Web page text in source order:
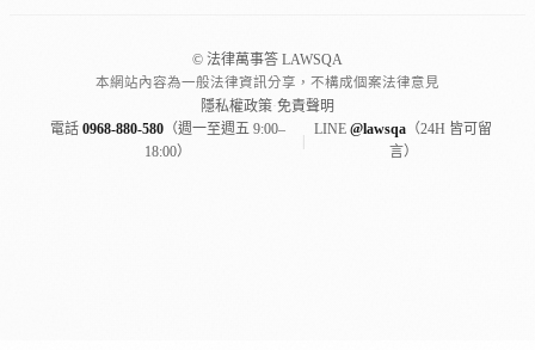
© 法律萬事答 LAWSQA
本網站內容為一般法律資訊分享，不構成個案法律意見
隱私權政策·免責聲明
電話0968-880-580 （週一至週五 9:00–
18:00）
|
LINE@lawsqa （24H 皆可留
言）